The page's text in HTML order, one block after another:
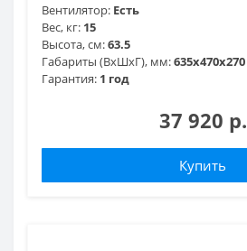
Вентилятор: Есть
Вес, кг: 15
Высота, см:63.5
Габариты (ВхШхГ), мм:635x470x270
Гарантия: 1 год
37 920 р.
Купить